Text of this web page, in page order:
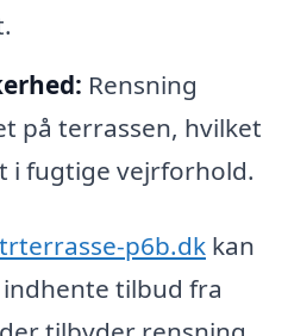
Rensning
på terrassen, hvilket
i fugtige vejrforhold.
p6b.dk kan
tilbud fra